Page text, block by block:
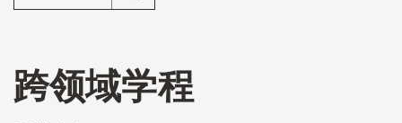
跨领域学程